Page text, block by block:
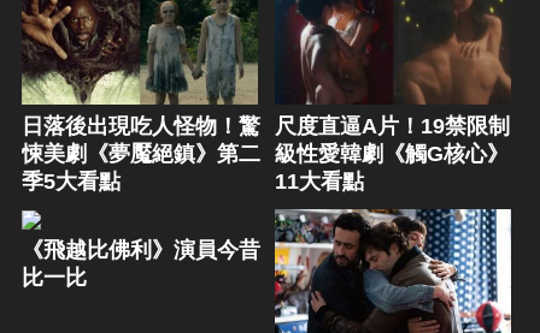
日落後出現吃人怪物！驚
悚美劇《夢魘絕鎮》第二
季5大看點
尺度直逼A片！19禁限制
級性愛韓劇《觸G核心》
11大看點
《飛越比佛利》演員今昔
比一比